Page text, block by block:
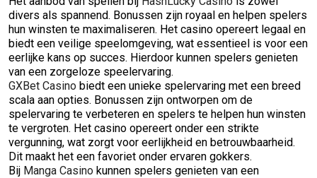
divers als spannend. Bonussen zijn royaal en helpen spelers
hun winsten te maximaliseren. Het casino opereert legaal en
biedt een veilige speelomgeving, wat essentieel is voor een
eerlijke kans op succes. Hierdoor kunnen spelers genieten
van een zorgeloze speelervaring.
GXBet Casino biedt een unieke spelervaring met een breed
scala aan opties. Bonussen zijn ontworpen om de
spelervaring te verbeteren en spelers te helpen hun winsten
te vergroten. Het casino opereert onder een strikte
vergunning, wat zorgt voor eerlijkheid en betrouwbaarheid.
Dit maakt het een favoriet onder ervaren gokkers.
Bij Manga Casino kunnen spelers genieten van een